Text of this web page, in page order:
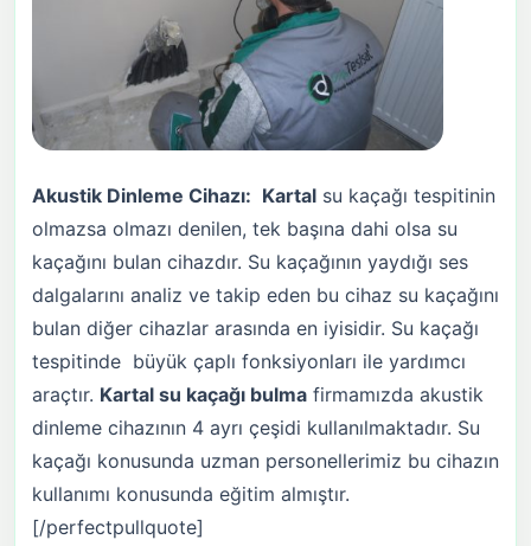
Akustik Dinleme Cihazı: Kartal su kaçağı tespitinin
olmazsa olmazı denilen, tek başına dahi olsa su
kaçağını bulan cihazdır. Su kaçağının yaydığı ses
dalgalarını analiz ve takip eden bu cihaz su kaçağını
bulan diğer cihazlar arasında en iyisidir. Su kaçağı
tespitinde büyük çaplı fonksiyonları ile yardımcı
araçtır. Kartal su kaçağı bulma firmamızda akustik
dinleme cihazının 4 ayrı çeşidi kullanılmaktadır. Su
kaçağı konusunda uzman personellerimiz bu cihazın
kullanımı konusunda eğitim almıştır.
[/perfectpullquote]